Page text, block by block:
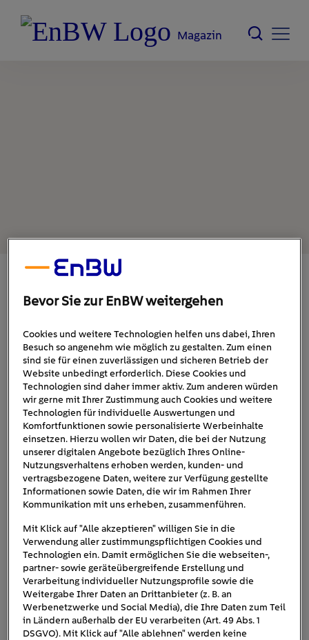
Magazin
2. August 2021 1min
Mit_dem_E-
Auto_in_den_Urlaub_Familie_A
uto_laden
Bevor Sie zur EnBW weitergehen
Cookies und weitere Technologien helfen uns dabei, Ihren
Besuch so angenehm wie möglich zu gestalten. Zum einen
sind sie für einen zuverlässigen und sicheren Betrieb der
Website unbedingt erforderlich. Diese Cookies und
Technologien sind daher immer aktiv. Zum anderen würden
wir gerne mit Ihrer Zustimmung auch Cookies und weitere
Technologien für individuelle Auswertungen und
Komfortfunktionen sowie personalisierte Werbeinhalte
einsetzen. Hierzu wollen wir Daten, die bei der Nutzung
unserer digitalen Angebote bezüglich Ihres Online-
Nutzungsverhaltens erhoben werden, kunden- und
vertragsbezogene Daten, weitere zur Verfügung gestellte
Informationen sowie Daten, die wir im Rahmen Ihrer
Kommunikation mit uns erheben, zusammenführen.
Mit Klick auf "Alle akzeptieren" willigen Sie in die
Verwendung aller zustimmungspflichtigen Cookies und
Technologien ein. Damit ermöglichen Sie die webseiten-,
partner- sowie geräteübergreifende Erstellung und
Verarbeitung individueller Nutzungsprofile sowie die
Weitergabe Ihrer Daten an Drittanbieter (z. B. an
Werbenetzwerke und Social Media), die Ihre Daten zum Teil
in Ländern außerhalb der EU verarbeiten (Art. 49 Abs. 1
DSGVO). Mit Klick auf "Alle ablehnen" werden keine